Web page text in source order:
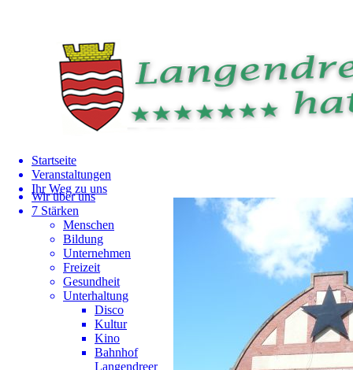
Startseite
Veranstaltungen
Ihr Weg zu uns
Wir über uns
7 Stärken
Menschen
Bildung
Unternehmen
Freizeit
Gesundheit
Unterhaltung
Disco
Kultur
Kino
Bahnhof
Langendreer